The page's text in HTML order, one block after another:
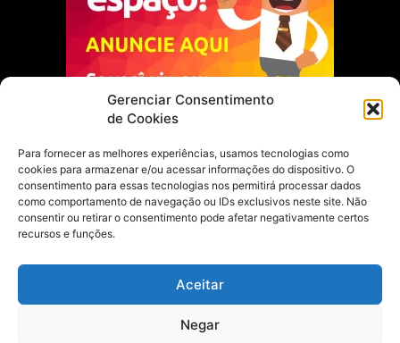
Gerenciar Consentimento
de Cookies
Para fornecer as melhores experiências, usamos tecnologias como
cookies para armazenar e/ou acessar informações do dispositivo. O
consentimento para essas tecnologias nos permitirá processar dados
como comportamento de navegação ou IDs exclusivos neste site. Não
consentir ou retirar o consentimento pode afetar negativamente certos
recursos e funções.
Aceitar
Negar
Escolha do Editor
Justiça Itinerante garante regularização
fundiária e casamento comunitário para
famílias em Portel
21 de maio de 2026
feminino pelos Jogos Estudantis Paraenses